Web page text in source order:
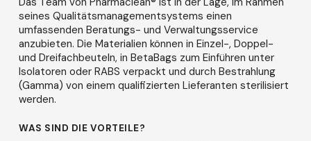
seines Qualitätsmanagementsystems einen
umfassenden Beratungs- und Verwaltungsservice
anzubieten. Die Materialien können in Einzel-, Doppel-
und Dreifachbeuteln, in BetaBags zum Einführen unter
Isolatoren oder RABS verpackt und durch Bestrahlung
(Gamma) von einem qualifizierten Lieferanten sterilisiert
werden.
WAS SIND DIE VORTEILE?